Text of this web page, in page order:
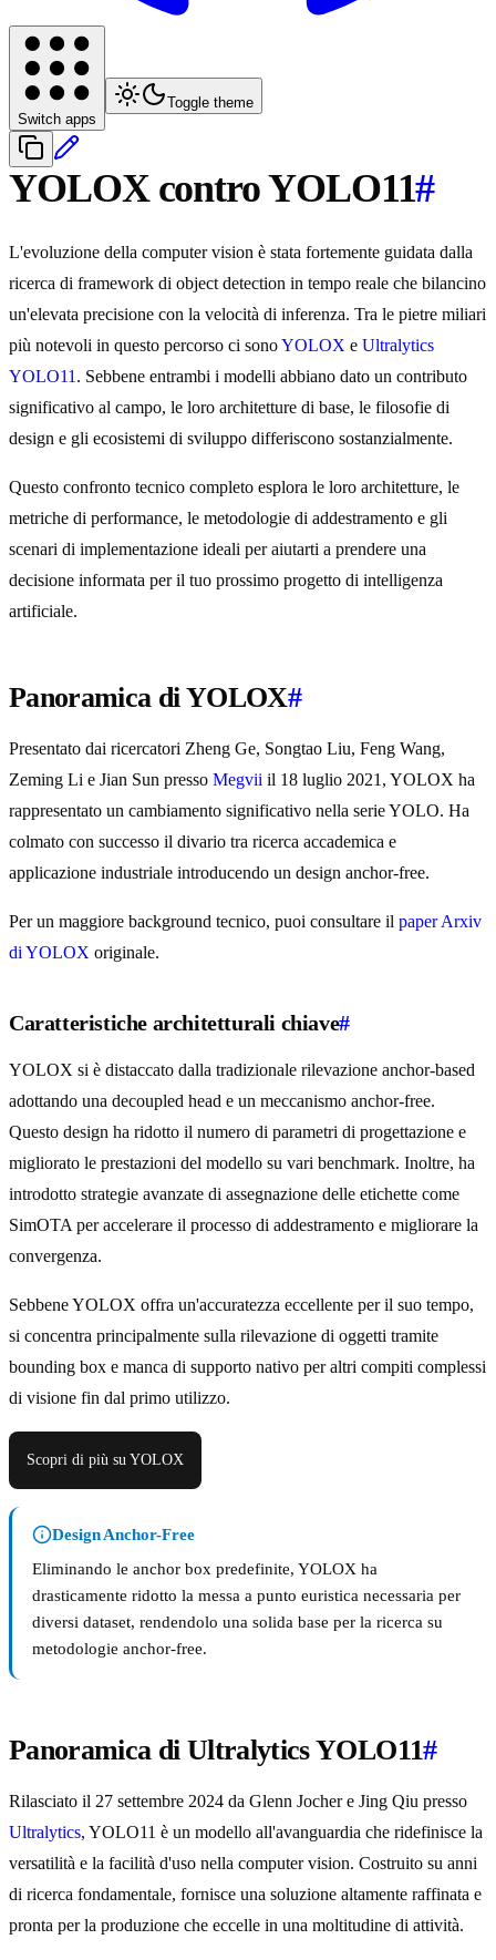
Switch apps
Toggle theme
YOLOX contro YOLO11#
L'evoluzione della computer vision è stata fortemente guidata dalla
ricerca di framework di object detection in tempo reale che bilancino
un'elevata precisione con la velocità di inferenza. Tra le pietre miliari
più notevoli in questo percorso ci sonoYOLOX e Ultralytics
YOLO11 . Sebbene entrambi i modelli abbiano dato un contributo
significativo al campo, le loro architetture di base, le filosofie di
design e gli ecosistemi di sviluppo differiscono sostanzialmente.
Questo confronto tecnico completo esplora le loro architetture, le
metriche di performance, le metodologie di addestramento e gli
scenari di implementazione ideali per aiutarti a prendere una
decisione informata per il tuo prossimo progetto di intelligenza
artificiale.
Panoramica di YOLOX#
Presentato dai ricercatori Zheng Ge, Songtao Liu, Feng Wang,
Zeming Li e Jian Sun presso Megvii il 18 luglio 2021, YOLOX ha
rappresentato un cambiamento significativo nella serie YOLO. Ha
colmato con successo il divario tra ricerca accademica e
applicazione industriale introducendo un design anchor-free.
Per un maggiore background tecnico, puoi consultare il paper Arxiv
di YOLOX originale.
Caratteristiche architetturali chiave#
YOLOX si è distaccato dalla tradizionale rilevazione anchor-based
adottando una decoupled head e un meccanismo anchor-free.
Questo design ha ridotto il numero di parametri di progettazione e
migliorato le prestazioni del modello su vari benchmark. Inoltre, ha
introdotto strategie avanzate di assegnazione delle etichette come
SimOTA per accelerare il processo di addestramento e migliorare la
convergenza.
Sebbene YOLOX offra un'accuratezza eccellente per il suo tempo,
si concentra principalmente sulla rilevazione di oggetti tramite
bounding box e manca di supporto nativo per altri compiti complessi
di visione fin dal primo utilizzo.
Scopri di più su YOLOX
Design Anchor-Free
Eliminando le anchor box predefinite, YOLOX ha
drasticamente ridotto la messa a punto euristica necessaria per
diversi dataset, rendendolo una solida base per la ricerca su
metodologie anchor-free.
Panoramica di Ultralytics YOLO11#
Rilasciato il 27 settembre 2024 da Glenn Jocher e Jing Qiu presso
Ultralytics, YOLO11 è un modello all'avanguardia che ridefinisce la
versatilità e la facilità d'uso nella computer vision. Costruito su anni
di ricerca fondamentale, fornisce una soluzione altamente raffinata e
pronta per la produzione che eccelle in una moltitudine di attività.